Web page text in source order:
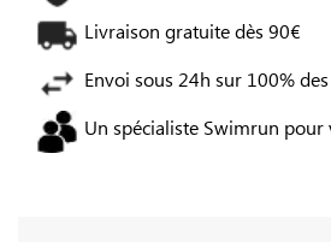
Livraison gratuite dès 90€
Envoi sous 24h sur 100%
Un spécialiste Swimrun